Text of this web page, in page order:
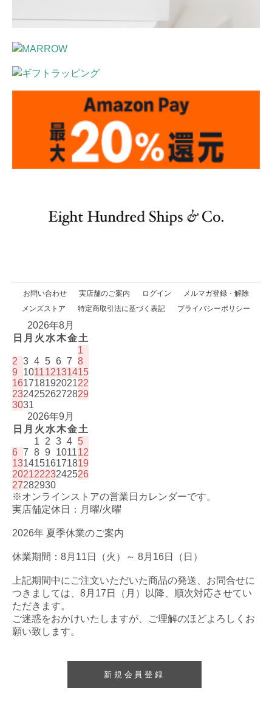
お問い合わせ 実店舗のご案内 ログイン
メルマガ登録・解除
メンズストア
特定商取引法に基づく表記 プライバシーポリシー
2026年8月
日 月 火 水木金土
1
2 3 4 5 6 7 8
9
101112131415
16171819202122
23242526272829
3031
2026年9月
日 月 火 水木金土
1
2 3 4 5
6 7 8 9 101112
13141516171819
20212223242526
27282930
※オンラインストアの営業日カレンダーです。
実店舗定休日：月曜/火曜
2026年 夏季休業のご案内
休業期間：8月11日（火）～ 8月16日（日）
上記期間中にご注文いただいた商品の発送、お問合せに
つきましては、8月17日（月）以降、順次対応させてい
ただきます。
ご迷惑をおかけいたしますが、ご理解のほどよろしくお
願い致します。
新規会員登録